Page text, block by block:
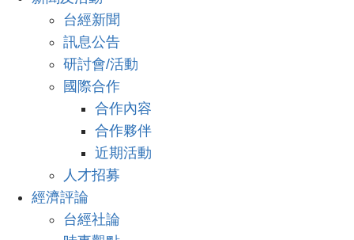
台經新聞
訊息公告
研討會/活動
國際合作
合作內容
合作夥伴
近期活動
人才招募
經濟評論
台經社論